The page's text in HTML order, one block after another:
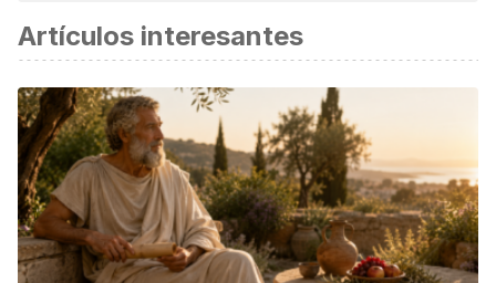
Artículos interesantes